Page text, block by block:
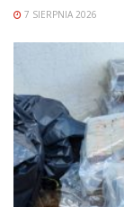
7 SIERPNIA 2026